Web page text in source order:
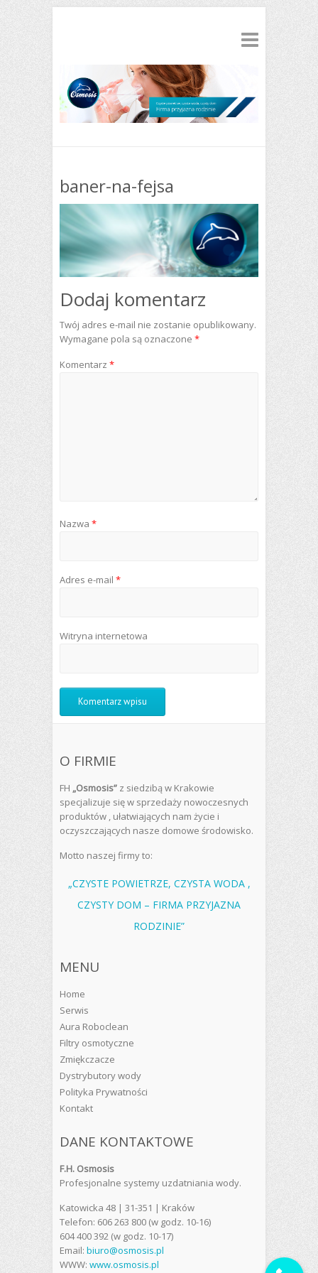
baner-na-fejsa
Dodaj komentarz
Twój adres e-mail nie zostanie opublikowany.
Wymagane pola są oznaczone *
Komentarz *
Nazwa *
Adres e-mail *
Witryna internetowa
O FIRMIE
FH „Osmosis” z siedzibą w Krakowie
specjalizuje się w sprzedaży nowoczesnych
produktów , ułatwiających nam życie i
oczyszczających nasze domowe środowisko.
Motto naszej firmy to:
„CZYSTE POWIETRZE, CZYSTA WODA ,
CZYSTY DOM – FIRMA PRZYJAZNA
RODZINIE”
MENU
Home
Serwis
Aura Roboclean
Filtry osmotyczne
Zmiękczacze
Dystrybutory wody
Polityka Prywatności
Kontakt
DANE KONTAKTOWE
F.H. Osmosis
Profesjonalne systemy uzdatniania wody.
Katowicka 48 | 31-351 | Kraków
Telefon: 606 263 800 (w godz. 10-16)
604 400 392 (w godz. 10-17)
Email: biuro@osmosis.pl
WWW: www.osmosis.pl